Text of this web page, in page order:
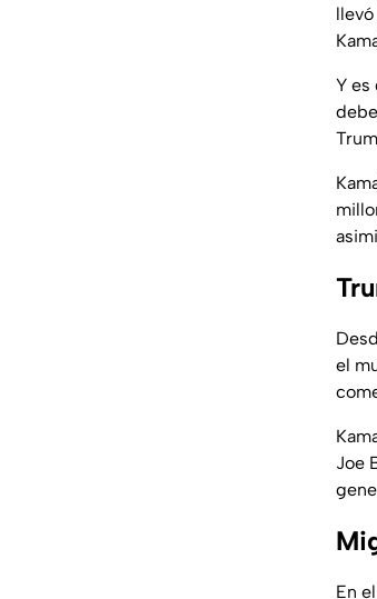
Y es
el
Joe
En